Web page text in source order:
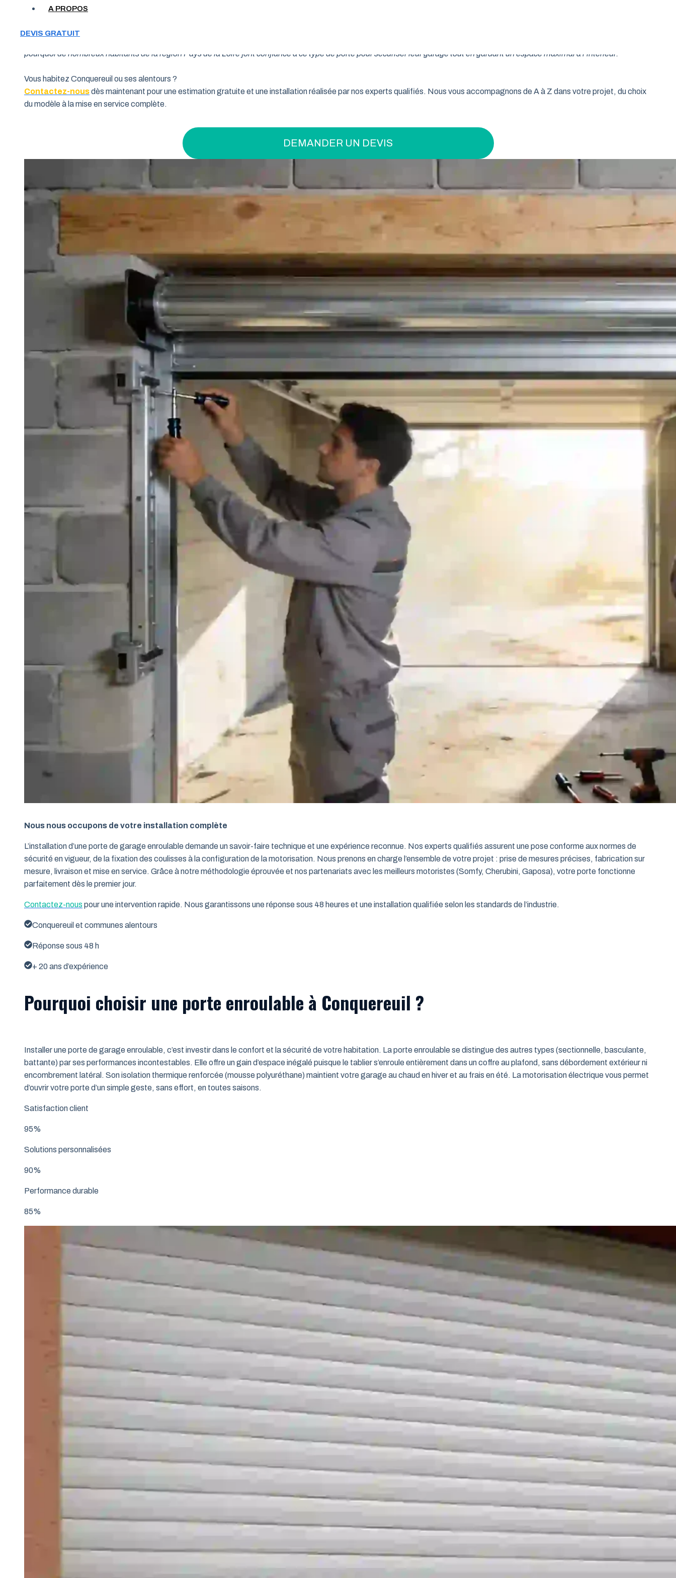
A PROPOS
DEVIS GRATUIT
pourquoi de nombreux habitants de la région Pays de la Loire font confiance à ce type de porte pour sécuriser leur garage tout en gardant un espace maximal à l’intérieur.
Vous habitez Conquereuil ou ses alentours ?
Contactez-nousdès maintenant pour une estimation gratuite et une installation réalisée par nos experts qualifiés. Nous vous accompagnons de A à Z dans votre projet, du choix
du modèle à la mise en service complète.
DEMANDER UN DEVIS
Nous nous occupons de votre installation complète
L’installation d’une porte de garage enroulable demande un savoir-faire technique et une expérience reconnue. Nos experts qualifiés assurent une pose conforme aux normes de
sécurité en vigueur, de la fixation des coulisses à la configuration de la motorisation. Nous prenons en charge l’ensemble de votre projet : prise de mesures précises, fabrication sur
mesure, livraison et mise en service. Grâce à notre méthodologie éprouvée et nos partenariats avec les meilleurs motoristes (Somfy, Cherubini, Gaposa), votre porte fonctionne
parfaitement dès le premier jour.
Contactez-nous pour une intervention rapide. Nous garantissons une réponse sous 48 heures et une installation qualifiée selon les standards de l’industrie.
Conquereuil et communes alentours
Réponse sous 48 h
+ 20 ans d’expérience
Pourquoi choisir une porte enroulable à Conquereuil ?
Installer une porte de garage enroulable, c’est investir dans le confort et la sécurité de votre habitation. La porte enroulable se distingue des autres types (sectionnelle, basculante,
battante) par ses performances incontestables. Elle offre un gain d’espace inégalé puisque le tablier s’enroule entièrement dans un coffre au plafond, sans débordement extérieur ni
encombrement latéral. Son isolation thermique renforcée (mousse polyuréthane) maintient votre garage au chaud en hiver et au frais en été. La motorisation électrique vous permet
d’ouvrir votre porte d’un simple geste, sans effort, en toutes saisons.
Satisfaction client
95%
Solutions personnalisées
90%
Performance durable
85%